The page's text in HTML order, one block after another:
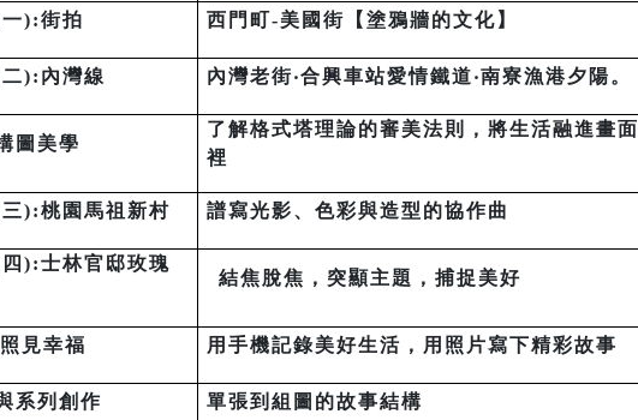
一):街拍 西門町-美國街【塗鴉牆的文化】
二): 內灣線 內灣老街‧合興車站愛情鐵道‧南寮漁港夕陽。
圖美學
了解格式塔理論的審美法則，將生活融進畫面
裡
三):桃園馬祖新村 譜寫光影、色彩與造型的協作曲
四 ):士林官邸玫瑰
結焦脫焦，突顯主題，捕捉美好
照見幸福 用手機記錄美好生活，用照片寫下精彩故事
系列創作 單張到組圖的故事結構